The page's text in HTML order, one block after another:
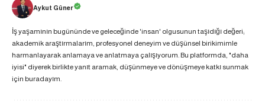
Aykut Güner
İş yaşamının bugününde ve geleceğinde 'insan' olgusunun taşıdığı değeri;
akademik araştırmalarım, profesyonel deneyim ve düşünsel birikimimle
harmanlayarak anlamaya ve anlatmaya çalışıyorum. Bu platformda, "daha
iyisi" diyerek birlikte yanıt aramak, düşünmeye ve dönüşmeye katkı sunmak
için buradayım.